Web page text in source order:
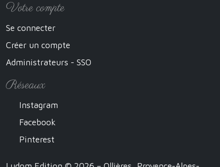
Votre compte
Se connecter
Créer un compte
Administrateurs - SSO
Réseaux
Instagram
Facebook
Pinterest